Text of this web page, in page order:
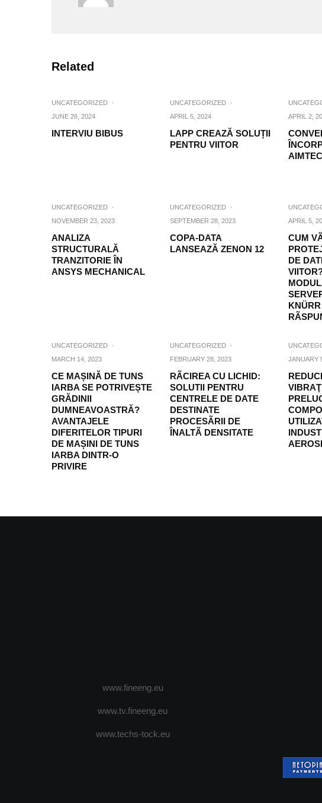
Related
UNCATEGORIZED
·
JUNE 26, 2024
INTERVIU BIBUS
UNCATEGORIZED
·
APRIL 5, 2024
LAPP CREAZĂ SOLUȚII
PENTRU VIITOR
APRIL 2,
AIMTEC
UNCATEGORIZED
·
NOVEMBER 23, 2023
ANALIZA
STRUCTURALĂ
TRANZITORIE ÎN
ANSYS MECHANICAL
UNCATEGORIZED
·
SEPTEMBER 28, 2023
COPA-DATA
LANSEAZĂ ZENON 12
APRIL 5,
CUM
DE
UNCATEGORIZED
·
MARCH 14, 2023
CE MAȘINĂ DE TUNS
IARBA SE POTRIVEȘTE
GRĂDINII
DUMNEAVOASTRĂ?
AVANTAJELE
DIFERITELOR TIPURI
DE MAȘINI DE TUNS
IARBA DINTR-O
PRIVIRE
UNCATEGORIZED
·
FEBRUARY 28, 2023
RÃCIREA CU LICHID:
SOLUTII PENTRU
CENTRELE DE DATE
DESTINATE
PROCESÃRII DE
ÎNALTÃ DENSITATE
JANUARY
www.fineeng.eu
www.tv.fineeng.eu
www.techs-tock.eu